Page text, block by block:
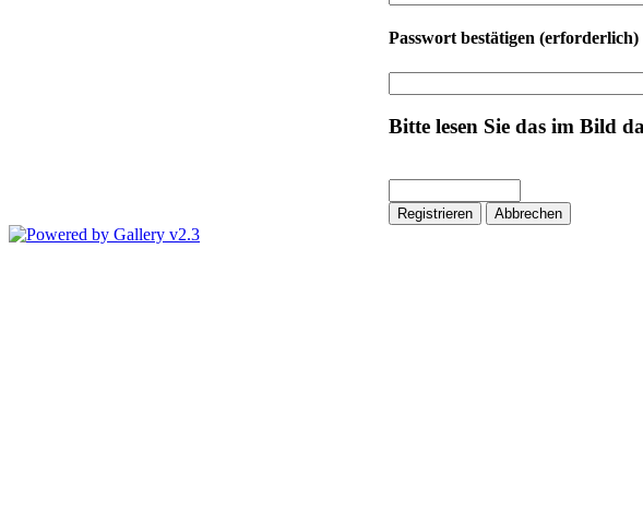
Passwort bestätigen (erforderlich)
Bitte lesen Sie das im Bild